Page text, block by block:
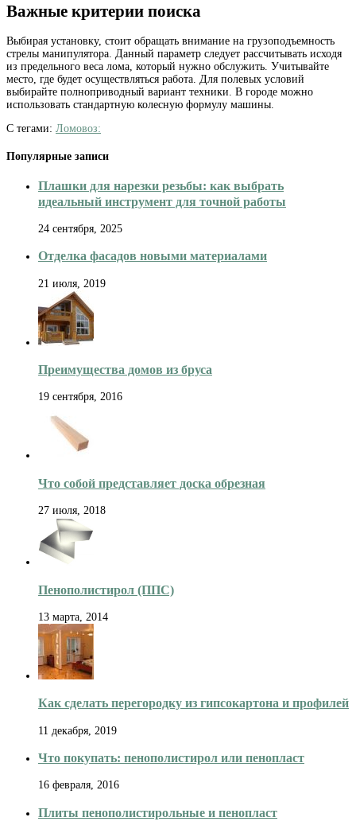
Важные критерии поиска
Выбирая установку, стоит обращать внимание на грузоподъемность
стрелы манипулятора. Данный параметр следует рассчитывать исходя
из предельного веса лома, который нужно обслужить. Учитывайте
место, где будет осуществляться работа. Для полевых условий
выбирайте полноприводный вариант техники. В городе можно
использовать стандартную колесную формулу машины.
С тегами: Ломовоз:
Популярные записи
Плашки для нарезки резьбы: как выбрать
идеальный инструмент для точной работы
24 сентября, 2025
Отделка фасадов новыми материалами
21 июля, 2019
Преимущества домов из бруса
19 сентября, 2016
Что собой представляет доска обрезная
27 июля, 2018
Пенополистирол (ППС)
13 марта, 2014
Как сделать перегородку из гипсокартона и профилей
11 декабря, 2019
Что покупать: пенополистирол или пенопласт
16 февраля, 2016
Плиты пенополистирольные и пенопласт